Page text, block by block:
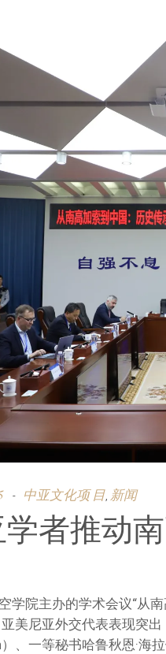
中亚文化项 目, 新闻
者推动
学院主办的学术会议“从
美尼亚外交代表表现突
）、一等秘书哈鲁秋恩·